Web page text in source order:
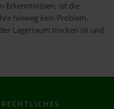
Erkenntnissen, ist die
hinweg kein Problem.
Lagerraum trocken ist und
RECHTLICHES